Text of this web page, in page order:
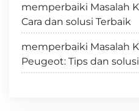
memperbaiki Masalah
Cara dan solusi Terbaik
memperbaiki Masalah
Peugeot: Tips dan